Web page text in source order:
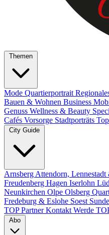
Themen
Mode Quartierportrait
Bauen & Wohnen Business
Genuss Wellness & Beauty
Cafés Vorsorge Stadtporträts
City Guide
Arnsberg Attendorn,
Freudenberg Hagen Iserlohn
Neunkirchen Olpe Olsberg
Fredeburg & Eslohe Soest
TOP PartnerKontakt Werde
Abo